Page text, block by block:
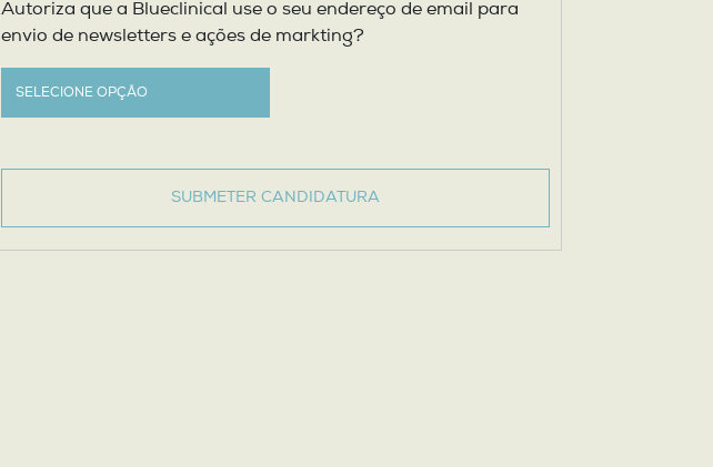
Autoriza que a Blueclinical use o seu endereço de email para
envio de newsletters e ações de markting?
SUBMETER CANDIDATURA